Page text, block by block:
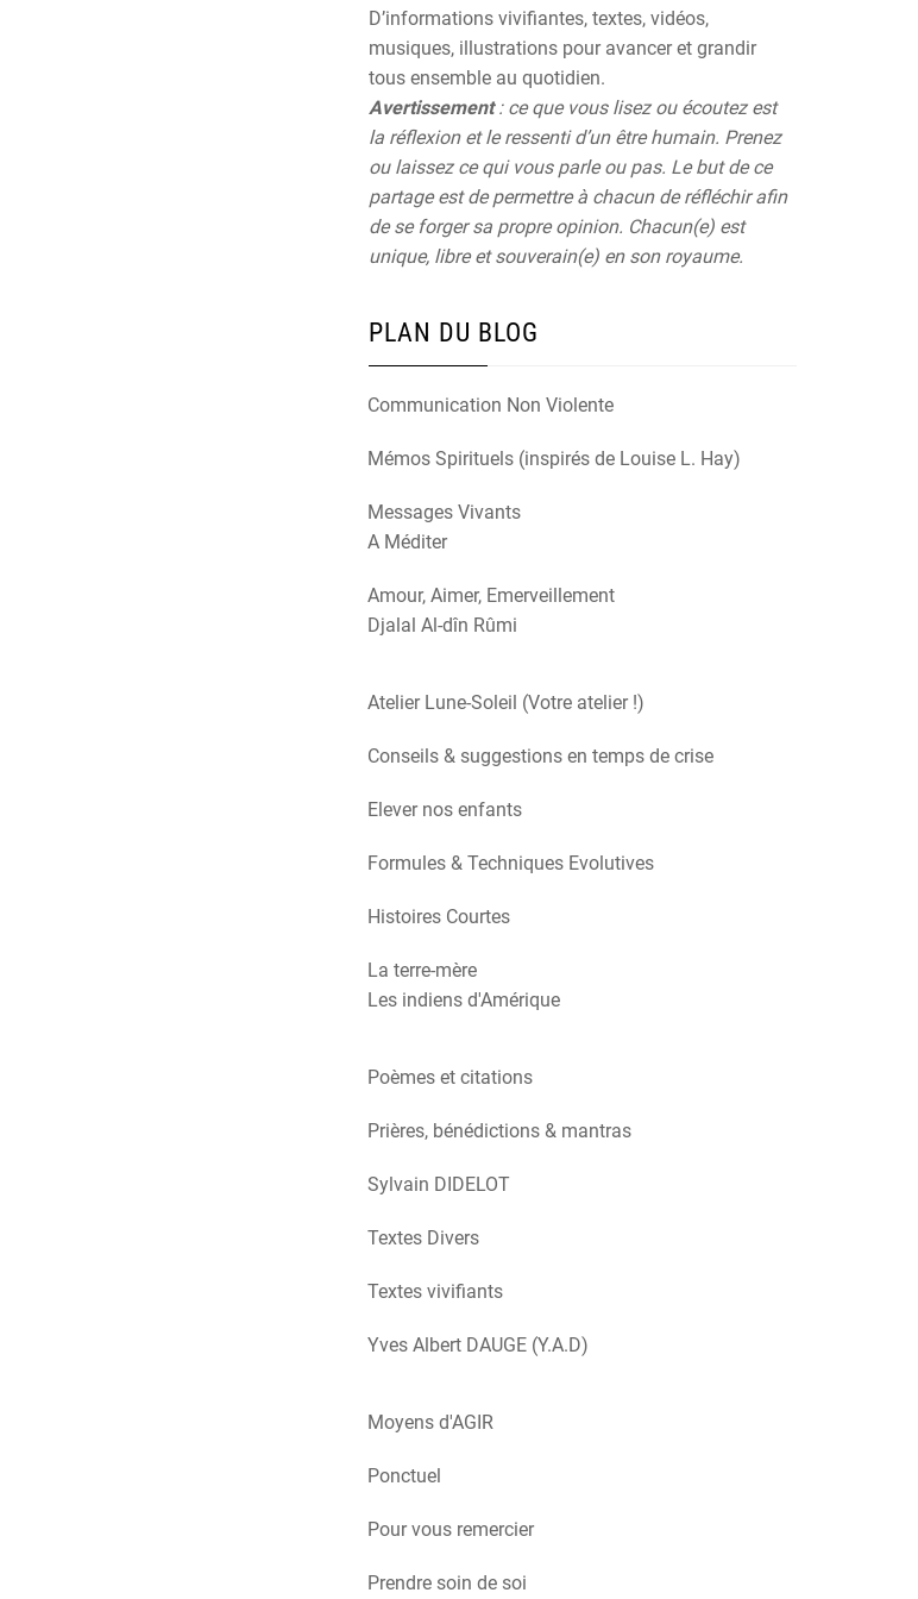
D’informations vivifiantes, textes, vidéos,
musiques, illustrations pour avancer et grandir
tous ensemble au quotidien.
Avertissement: ce que vous lisez ou écoutez est
la réflexion et le ressenti d’un être humain. Prenez
ou laissez ce qui vous parle ou pas. Le but de ce
partage est de permettre à chacun de réfléchir afin
de se forger sa propre opinion. Chacun(e) est
unique, libre et souverain(e) en son royaume.
PLAN DU BLOG
Communication Non Violente
Mémos Spirituels (inspirés de Louise L. Hay)
Messages Vivants
A Méditer
Amour, Aimer, Emerveillement
Djalal Al-dîn Rûmi
Atelier Lune-Soleil (Votre atelier !)
Conseils & suggestions en temps de crise
Elever nos enfants
Formules & Techniques Evolutives
Histoires Courtes
La terre-mère
Les indiens d'Amérique
Poèmes et citations
Prières, bénédictions & mantras
Sylvain DIDELOT
Textes Divers
Textes vivifiants
Yves Albert DAUGE (Y.A.D)
Moyens d'AGIR
Ponctuel
Pour vous remercier
Prendre soin de soi